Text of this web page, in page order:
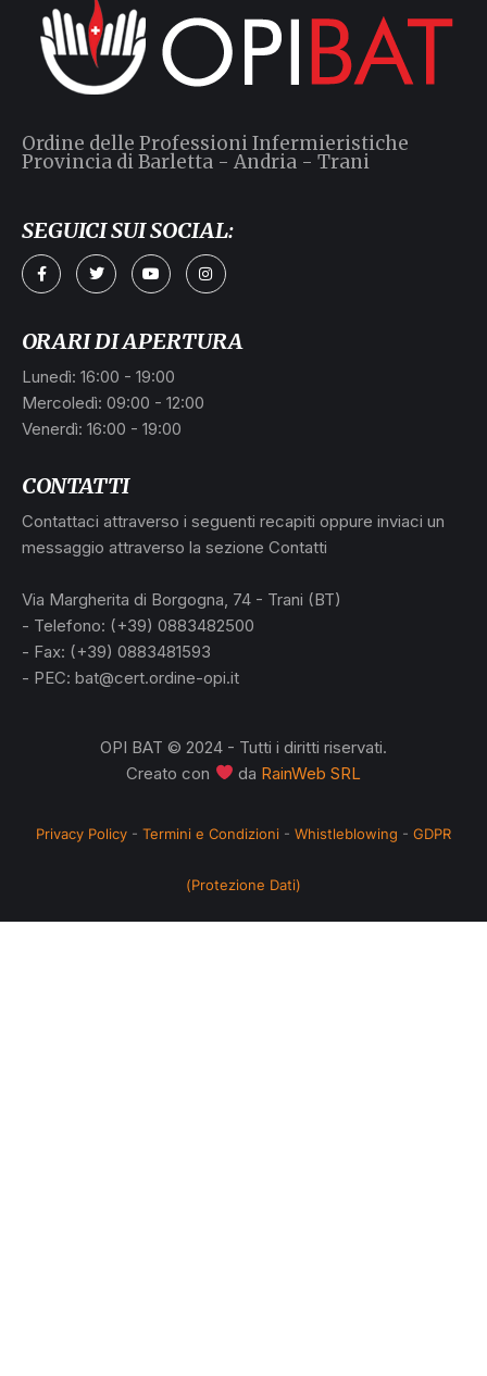
CONTATTI
Contattaci attraverso i seguenti recapiti oppure inviaci un
messaggio attraverso la sezione Contatti
Via Margherita di Borgogna, 74 - Trani (BT)
- Telefono: (+39) 0883482500
- Fax: (+39) 0883481593
- PEC: bat@cert.ordine-opi.it
ORARI DI APERTURA
Lunedì: 16:00 - 19:00
Mercoledì: 09:00 - 12:00
Venerdì: 16:00 - 19:00
Ordine delle Professioni Infermieristiche
Provincia di Barletta - Andria - Trani
SEGUICI SUI SOCIAL:
OPI BAT © 2024 - Tutti i diritti riservati.
Creato con
da RainWeb SRL
Privacy Policy - Termini e Condizioni - Whistleblowing - GDPR
(Protezione Dati)